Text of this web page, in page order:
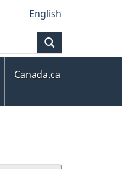
English
Canada.ca